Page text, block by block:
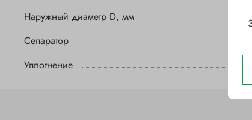
Наружный диаметр D, мм
Сепаратор
Уплотнение